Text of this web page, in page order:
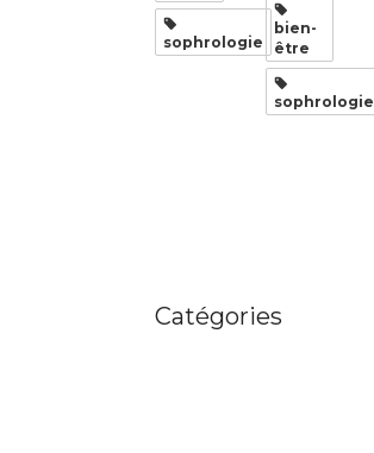
sophrologie
bien-
être
sophrologie
Catégories